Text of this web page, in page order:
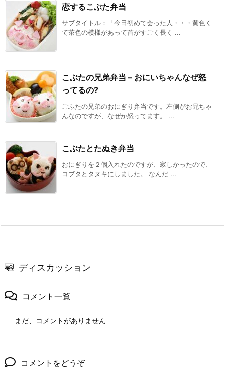
恋するこぶた弁当
サブタイトル：「今日初めて会った人・・・黄色く
て茶色の模様があって首がすごく長く ...
こぶたの兄弟弁当 – おにいちゃんなぜ怒
ってるの?
ごふたの兄弟のおにぎり弁当です。左側がお兄ちゃ
んなのですが、なぜか怒ってます。 ...
こぶたとたぬき弁当
おにぎりを２個入れたのですが、寂しかったので、
コブタとタヌキにしました。 なんだ ...
ディスカッション
コメント一覧
まだ、コメントがありません
コメントをどうぞ